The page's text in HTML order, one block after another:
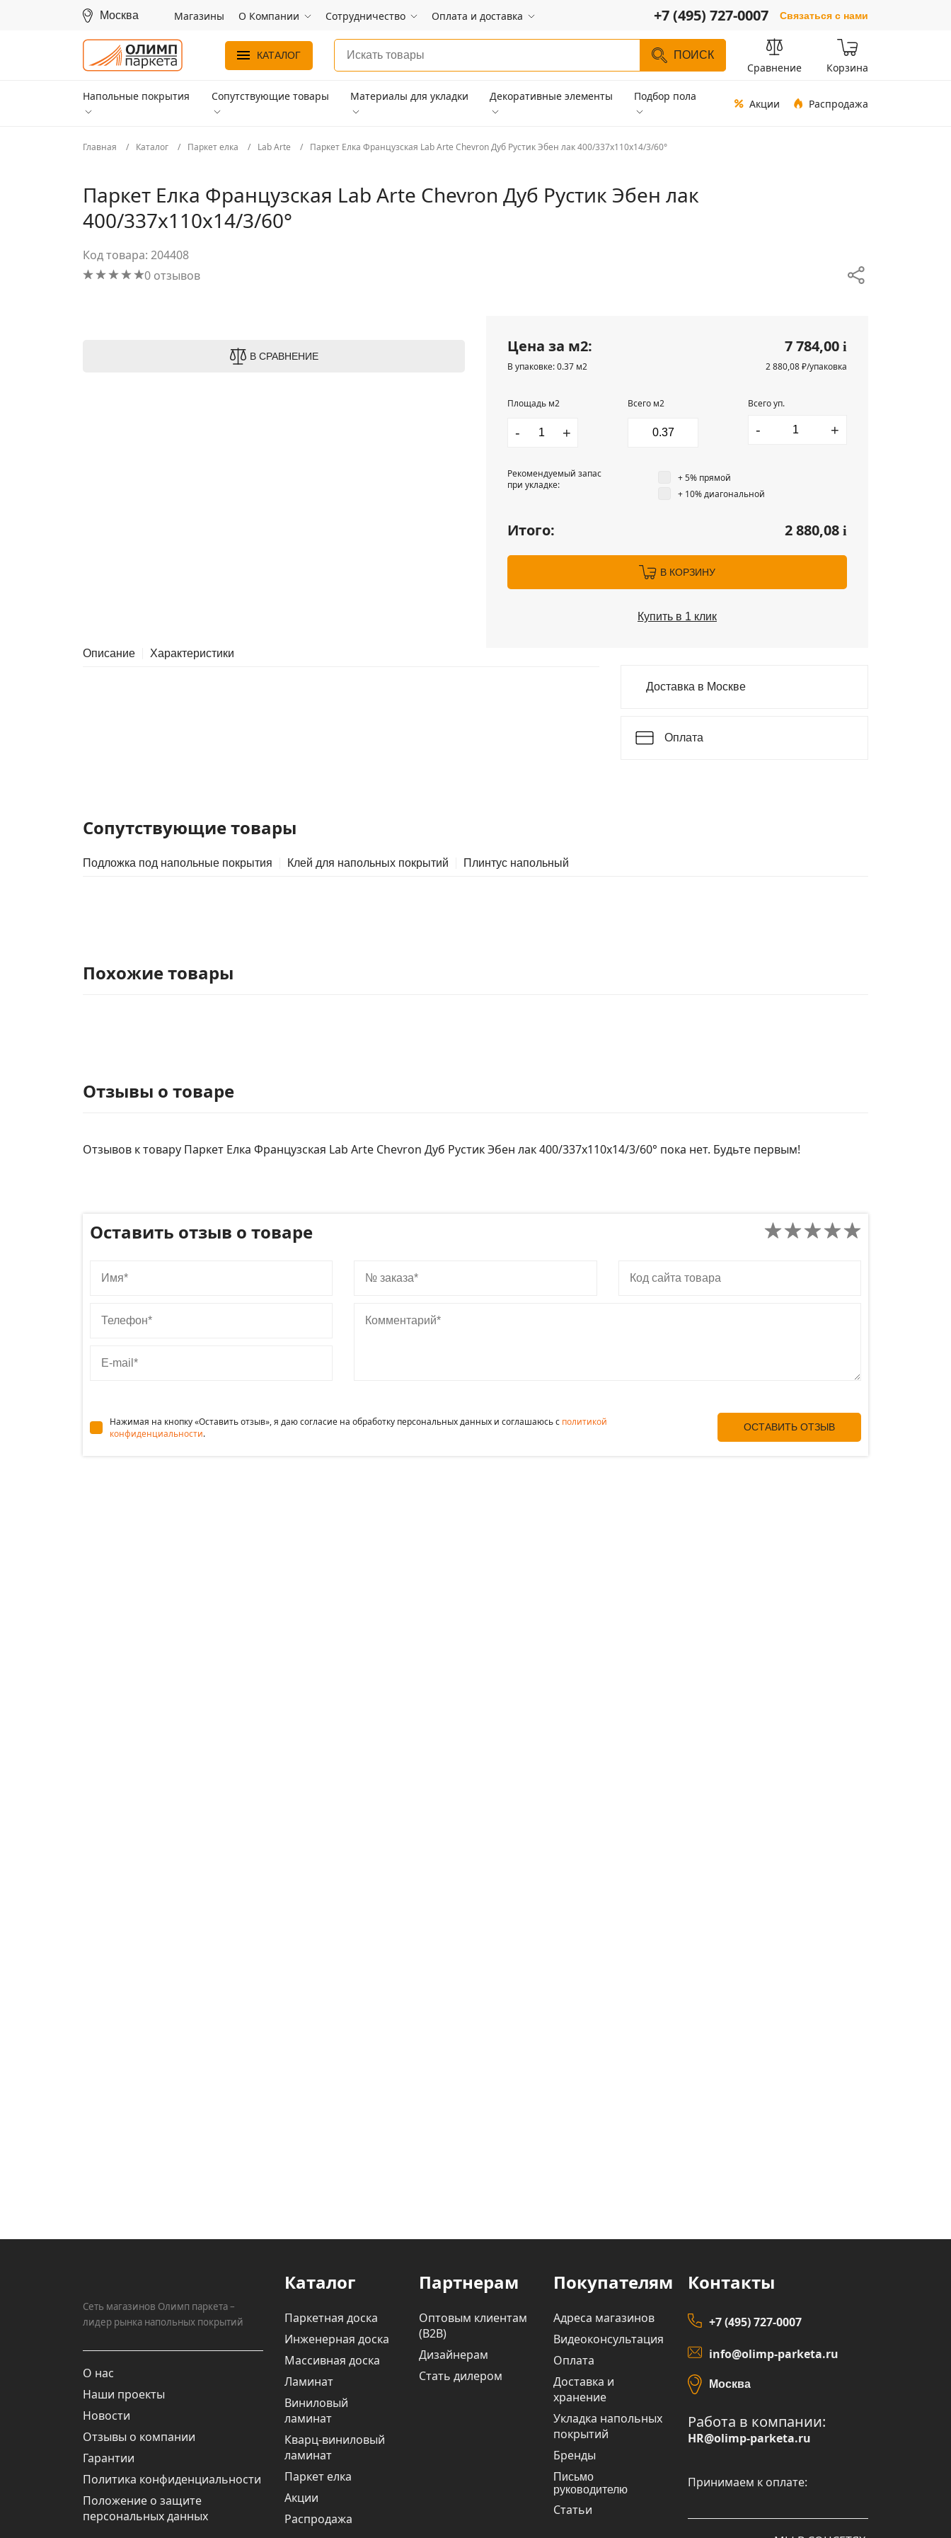
Москва Магазины О Компании Сотрудничество Оплата и доставка +7 (495) 727-0007 Связаться с нами
КАТАЛОГ ПОИСК
Сравнение Корзина
Напольные покрытия Сопутствующие товары Материалы для укладки Декоративные элементы Подбор пола
Акции Распродажа
Главная Каталог Паркет елка Lab Arte Паркет Елка Французская Lab Arte Chevron Дуб Рустик Эбен лак 400/337х110х14/3/60°
Паркет Елка Французская Lab Arte Chevron Дуб Рустик Эбен лак
400/337х110х14/3/60°
Код товара: 204408
0 отзывов
В СРАВНЕНИЕ
Цена за м2: 7 784,00 i
В упаковке: 0.37 м2 2 880,08 ₽/упаковка
Площадь м2
- +
Всего м2 Всего уп.
- +
Рекомендуемый запас
при укладке:
+ 5% прямой
+ 10% диагональной
Итого: 2 880,08 i
В КОРЗИНУ
Купить в 1 клик
Описание Характеристики
Доставка в Москве
Оплата
Сопутствующие товары
Подложка под напольные покрытия Клей для напольных покрытий Плинтус напольный
Похожие товары
Отзывы о товаре
Отзывов к товару Паркет Елка Французская Lab Arte Chevron Дуб Рустик Эбен лак 400/337х110х14/3/60° пока нет. Будьте первым!
Оставить отзыв о товаре
Нажимая на кнопку «Оставить отзыв», я даю согласие на обработку персональных данных и соглашаюсь c политикой
конфиденциальности.
ОСТАВИТЬ ОТЗЫВ
Сеть магазинов Олимп паркета –
лидер рынка напольных покрытий
О нас
Наши проекты
Новости
Отзывы о компании
Гарантии
Политика конфиденциальности
Положение о защите
персональных данных
Каталог
Паркетная доска
Инженерная доска
Массивная доска
Ламинат
Виниловый
ламинат
Кварц-виниловый
ламинат
Паркет елка
Акции
Распродажа
Партнерам
Оптовым клиентам
(В2В)
Дизайнерам
Стать дилером
Покупателям
Адреса магазинов
Видеоконсультация
Оплата
Доставка и
хранение
Укладка напольных
покрытий
Бренды
Письмо
руководителю
Статьи
Контакты
+7 (495) 727-0007
info@olimp-parketa.ru
Москва
Работа в компании:
HR@olimp-parketa.ru
Принимаем к оплате: